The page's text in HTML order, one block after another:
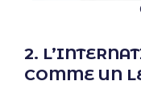
2.
COMME UN